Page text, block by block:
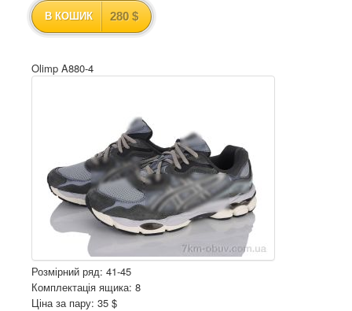
В КОШИК 280 $
Olimp A880-4
Розмірний ряд: 41-45
Комплектація ящика: 8
Ціна за пару: 35 $